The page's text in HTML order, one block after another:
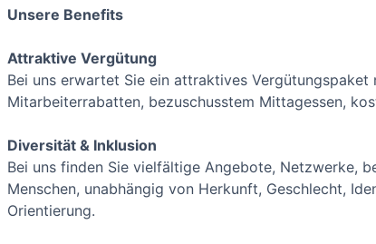
Unsere Benefits
Attraktive Vergütung
Bei uns erwartet Sie ein attraktives
Mitarbeiterrabatten, bezuschusstem Mittagessen,
Diversität & Inklusion
Bei uns finden Sie vielfältige Angebote, Netzwerke,
Menschen, unabhängig von Herkunft, Geschlecht,
Orientierung.